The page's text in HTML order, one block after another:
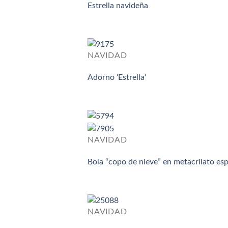
Estrella navideña
NAVIDAD
Adorno ‘Estrella’
NAVIDAD
Bola “copo de nieve” en metacrilato
NAVIDAD